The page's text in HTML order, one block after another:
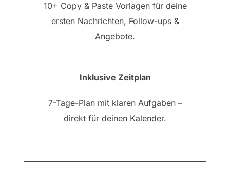
10+ Copy & Paste Vorlagen für deine
ersten Nachrichten, Follow-ups &
Angebote.
Inklusive Zeitplan
7-Tage-Plan mit klaren Aufgaben –
direkt für deinen Kalender.